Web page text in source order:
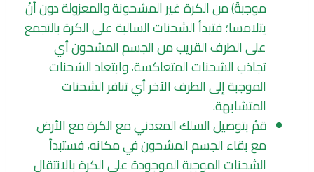
موجبةً) من الكرة غير المشحونة والمعزولة دون أنْ
يتلامسا؛ فتبدأ الشحنات السالبة على الكرة بالتجمع
على الطرف القريب من الجسم المشحون أي
تجاذب الشحنات المتعاكسة، وابتعاد الشحنات
الموجبة إلى الطرف الآخر أي تنافر الشحنات
المتشابهة.
قمْ بتوصيل السلك المعدني مع الكرة مع الأرض
مع بقاء الجسم المشحون في مكانه، فستبدأ
الشحنات الموجبة الموجودة على الكرة بالانتقال